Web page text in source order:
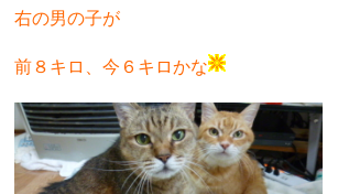
右の男の子が
前８キロ、今６キロかな